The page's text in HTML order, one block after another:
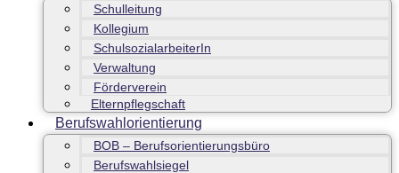
Schulleitung
Kollegium
SchulsozialarbeiterIn
Verwaltung
Förderverein
Elternpflegschaft
Berufswahlorientierung
BOB – Berufsorientierungsbüro
Berufswahlsiegel